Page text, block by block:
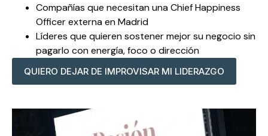
Compañías que necesitan una Chief Happiness
Officer externa en Madrid
Líderes que quieren sostener mejor su negocio sin
pagarlo con energía, foco o dirección
QUIERO DEJAR DE IMPROVISAR MI LIDERAZGO